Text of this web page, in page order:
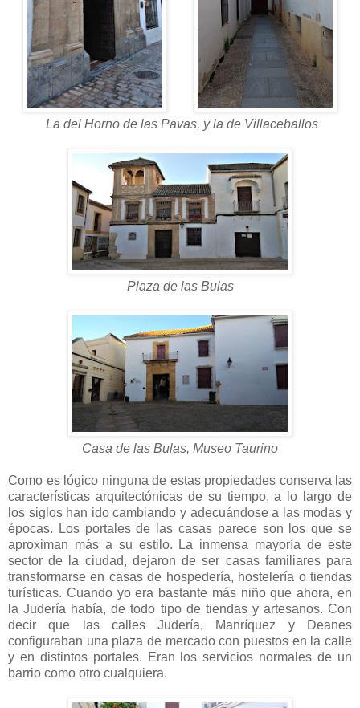
La del Horno de las Pavas, y la de Villaceballos
Plaza de las Bulas
Casa de las Bulas, Museo Taurino
Como es lógico ninguna de estas propiedades conserva las
características arquitectónicas de su tiempo, a lo largo de
los siglos han ido cambiando y adecuándose a las modas y
épocas. Los portales de las casas parece son los que se
aproximan más a su estilo. La inmensa mayoría de este
sector de la ciudad, dejaron de ser casas familiares para
transformarse en casas de hospedería, hostelería o tiendas
turísticas. Cuando yo era bastante más niño que ahora, en
la Judería había, de todo tipo de tiendas y artesanos. Con
decir que las calles Judería, Manríquez y Deanes
configuraban una plaza de mercado con puestos en la calle
y en distintos portales. Eran los servicios normales de un
barrio como otro cualquiera.